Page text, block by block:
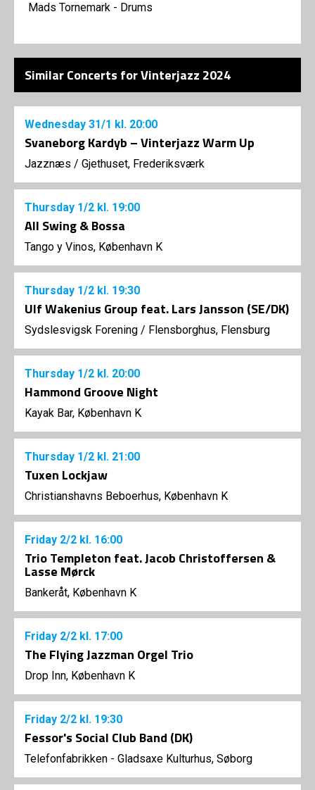
Mads Tornemark - Drums
Similar Concerts for Vinterjazz 2024
Wednesday 31/1 kl. 20:00
Svaneborg Kardyb – Vinterjazz Warm Up
Jazznæs / Gjethuset, Frederiksværk
Thursday 1/2 kl. 19:00
All Swing & Bossa
Tango y Vinos, København K
Thursday 1/2 kl. 19:30
Ulf Wakenius Group feat. Lars Jansson (SE/DK)
Sydslesvigsk Forening / Flensborghus, Flensburg
Thursday 1/2 kl. 20:00
Hammond Groove Night
Kayak Bar, København K
Thursday 1/2 kl. 21:00
Tuxen Lockjaw
Christianshavns Beboerhus, København K
Friday 2/2 kl. 16:00
Trio Templeton feat. Jacob Christoffersen &
Lasse Mørck
Bankeråt, København K
Friday 2/2 kl. 17:00
The Flying Jazzman Orgel Trio
Drop Inn, København K
Friday 2/2 kl. 19:30
Fessor's Social Club Band (DK)
Telefonfabrikken - Gladsaxe Kulturhus, Søborg